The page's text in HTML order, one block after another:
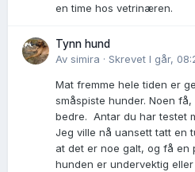
en time hos vetrinæren.
Tynn hund
Av simira · Skrevet I går,
Mat fremme hele tiden er
småspiste hunder. Noen
bedre. Antar du har testet
Jeg ville nå uansett tatt en
at det er noe galt, og få en
hunden er undervektig